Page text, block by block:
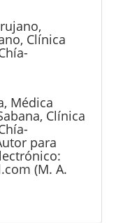
Clínica
Médica
Clínica
para
(M. A.